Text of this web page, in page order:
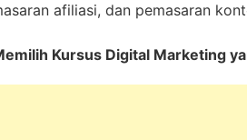
afiliasi, dan pemasaran
Kursus Digital Marketing